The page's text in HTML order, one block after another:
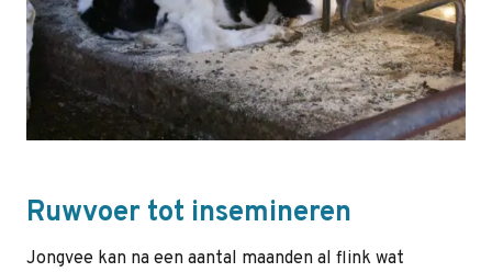
Ruwvoer tot insemineren
Jongvee kan na een aantal maanden al flink wat